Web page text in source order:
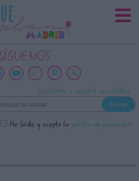
SÍGUENOS:
Suscríbete a nuestra newsletter
He leído y acepto la política de privacidad
SOBRE LA